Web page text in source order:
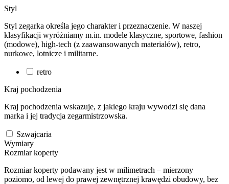
Styl
Styl zegarka określa jego charakter i przeznaczenie. W naszej
klasyfikacji wyróżniamy m.in. modele klasyczne, sportowe, fashion
(modowe), high-tech (z zaawansowanych materiałów), retro,
nurkowe, lotnicze i militarne.
retro
Kraj pochodzenia
Kraj pochodzenia wskazuje, z jakiego kraju wywodzi się dana
marka i jej tradycja zegarmistrzowska.
Szwajcaria
Wymiary
Rozmiar koperty
Rozmiar koperty podawany jest w milimetrach – mierzony
poziomo, od lewej do prawej zewnętrznej krawędzi obudowy, bez